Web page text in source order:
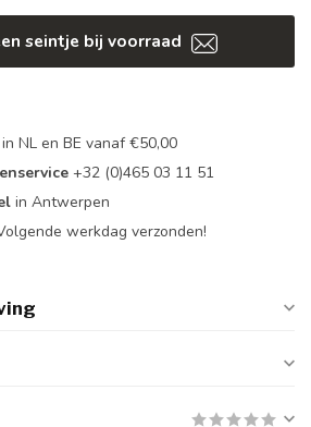
seintje bij voorraad
in NL en BE vanaf €50,00
+32 (0)465 03 11 51
in Antwerpen
werkdag verzonden!